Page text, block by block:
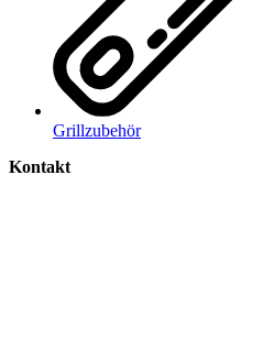
Grillzubehör
Kontakt